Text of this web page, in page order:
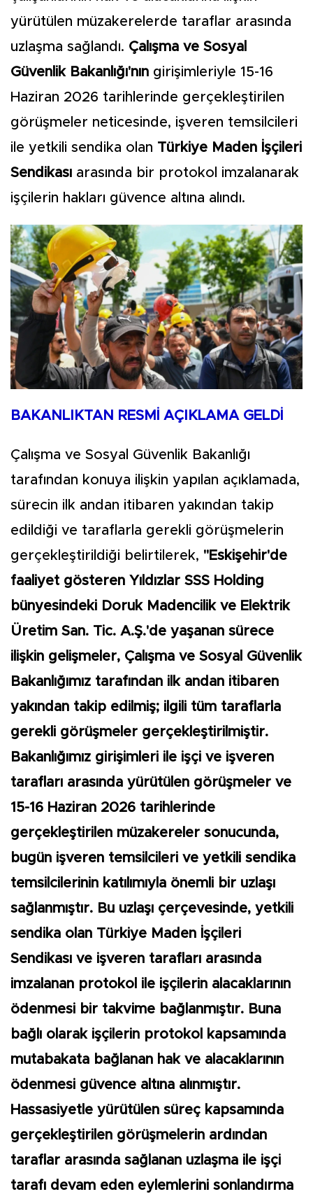
yürütülen müzakerelerde taraflar arasında
uzlaşma sağlandı. Çalışma ve Sosyal
Güvenlik Bakanlığı'nın girişimleriyle 15-16
Haziran 2026 tarihlerinde gerçekleştirilen
görüşmeler neticesinde, işveren temsilcileri
ile yetkili sendika olan Türkiye Maden İşçileri
Sendikası arasında bir protokol imzalanarak
işçilerin hakları güvence altına alındı.
BAKANLIKTAN RESMİ AÇIKLAMA GELDİ
Çalışma ve Sosyal Güvenlik Bakanlığı
tarafından konuya ilişkin yapılan açıklamada,
sürecin ilk andan itibaren yakından takip
edildiği ve taraflarla gerekli görüşmelerin
gerçekleştirildiği belirtilerek, "Eskişehir'de
faaliyet gösteren Yıldızlar SSS Holding
bünyesindeki Doruk Madencilik ve Elektrik
Üretim San. Tic. A.Ş.'de yaşanan sürece
ilişkin gelişmeler, Çalışma ve Sosyal Güvenlik
Bakanlığımız tarafından ilk andan itibaren
yakından takip edilmiş; ilgili tüm taraflarla
gerekli görüşmeler gerçekleştirilmiştir.
Bakanlığımız girişimleri ile işçi ve işveren
tarafları arasında yürütülen görüşmeler ve
15-16 Haziran 2026 tarihlerinde
gerçekleştirilen müzakereler sonucunda,
bugün işveren temsilcileri ve yetkili sendika
temsilcilerinin katılımıyla önemli bir uzlaşı
sağlanmıştır. Bu uzlaşı çerçevesinde, yetkili
sendika olan Türkiye Maden İşçileri
Sendikası ve işveren tarafları arasında
imzalanan protokol ile işçilerin alacaklarının
ödenmesi bir takvime bağlanmıştır. Buna
bağlı olarak işçilerin protokol kapsamında
mutabakata bağlanan hak ve alacaklarının
ödenmesi güvence altına alınmıştır.
Hassasiyetle yürütülen süreç kapsamında
gerçekleştirilen görüşmelerin ardından
taraflar arasında sağlanan uzlaşma ile işçi
tarafı devam eden eylemlerini sonlandırma